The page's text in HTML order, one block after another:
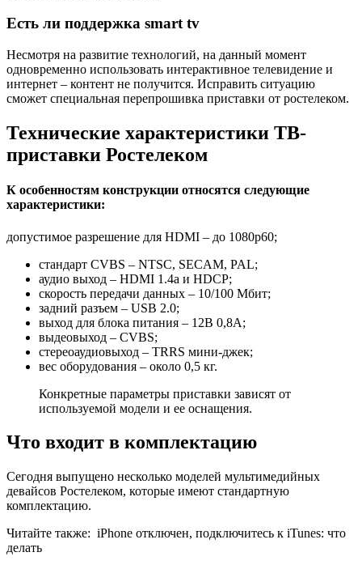
Есть ли поддержка smart tv
Несмотря на развитие технологий, на данный момент
одновременно использовать интерактивное телевидение и
интернет – контент не получится. Исправить ситуацию
сможет специальная перепрошивка приставки от ростелеком.
Технические характеристики ТВ-
приставки Ростелеком
К особенностям конструкции относятся следующие
характеристики:
допустимое разрешение для HDMI – до 1080p60;
стандарт CVBS – NTSC, SECAM, PAL;
аудио выход – HDMI 1.4a и HDCP;
скорость передачи данных – 10/100 Мбит;
задний разъем – USB 2.0;
выход для блока питания – 12В 0,8А;
выдеовыход – CVBS;
стереоаудиовыход – TRRS мини-джек;
вес оборудования – около 0,5 кг.
Конкретные параметры приставки зависят от
используемой модели и ее оснащения.
Что входит в комплектацию
Сегодня выпущено несколько моделей мультимедийных
девайсов Ростелеком, которые имеют стандартную
комплектацию.
Читайте также: iPhone отключен, подключитесь к iTunes: что
делать